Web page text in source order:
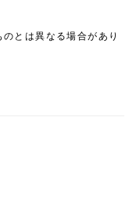
とは異なる場合があり